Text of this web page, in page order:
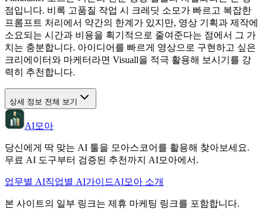
점입니다. 비록 고품질 작업 시 크레딧 소모가 빠르고 복잡한
프롬프트 처리에서 약간의 한계가 있지만, 영상 기획과 제작에
소요되는 시간과 비용을 획기적으로 줄여준다는 점에서 그 가
치는 충분합니다. 아이디어를 빠르게 영상으로 구현하고 싶은
크리에이터와 마케터라면 Visuall을 적극 활용해 보시기를 강
력히 추천합니다.
상세 정보 전체 보기
AI모아
당신에게 딱 맞는 AI 툴을 모아스코어를 활용해 찾아보세요.
무료 AI 도구부터 검증된 추천까지 AI모아에서.
업무별 AI직업별 AI가이드AI모아 소개
본 사이트의 일부 링크는 제휴 마케팅 링크를 포함합니다.